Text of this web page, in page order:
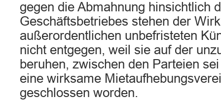
gegen die Abmahnung hinsichtlich
Geschäftsbetriebes stehen der
außerordentlichen unbefristeten
nicht entgegen, weil sie auf der
beruhen, zwischen den Parteien
eine wirksame
geschlossen worden.